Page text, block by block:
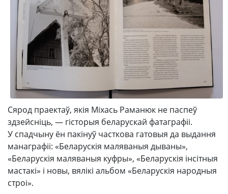
Сярод праектаў, якія Міхась Раманюк не паспеў
здзейсніць, — гісторыя беларускай фатаграфіі.
У спадчыну ён пакінуў часткова гатовыя да выдання
манаграфіі: «Беларускія маляваныя дываны»,
«Беларускія маляваныя куфры», «Беларускія інсітныя
мастакі» і новы, вялікі альбом «Беларускія народныя
строі».